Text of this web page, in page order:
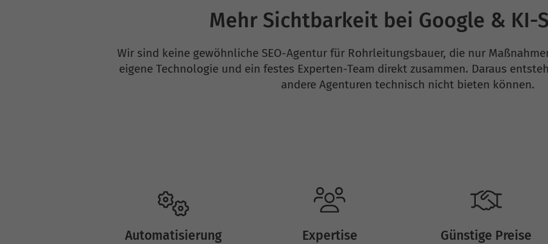
Mehr Sichtbarkeit bei Google & KI-
Wir sind keine gewöhnliche SEO-Agentur für Rohrleitungsbauer, die nur
eigene Technologie und ein festes Experten-Team direkt zusammen. Daraus
andere Agenturen technisch nicht bieten können.
Automatisierung Expertise Günstige Preise